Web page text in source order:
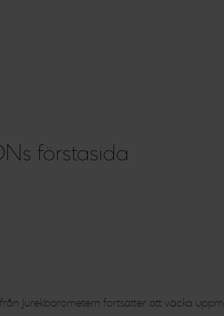
förstasida
Jurekbarometern fortsätter att väcka